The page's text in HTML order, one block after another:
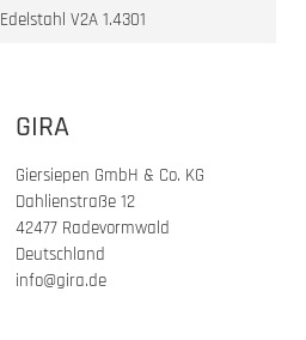
Edelstahl V2A 1.4301
GIRA
Giersiepen GmbH & Co. KG
Dahlienstraße 12
42477 Radevormwald
Deutschland
info@gira.de